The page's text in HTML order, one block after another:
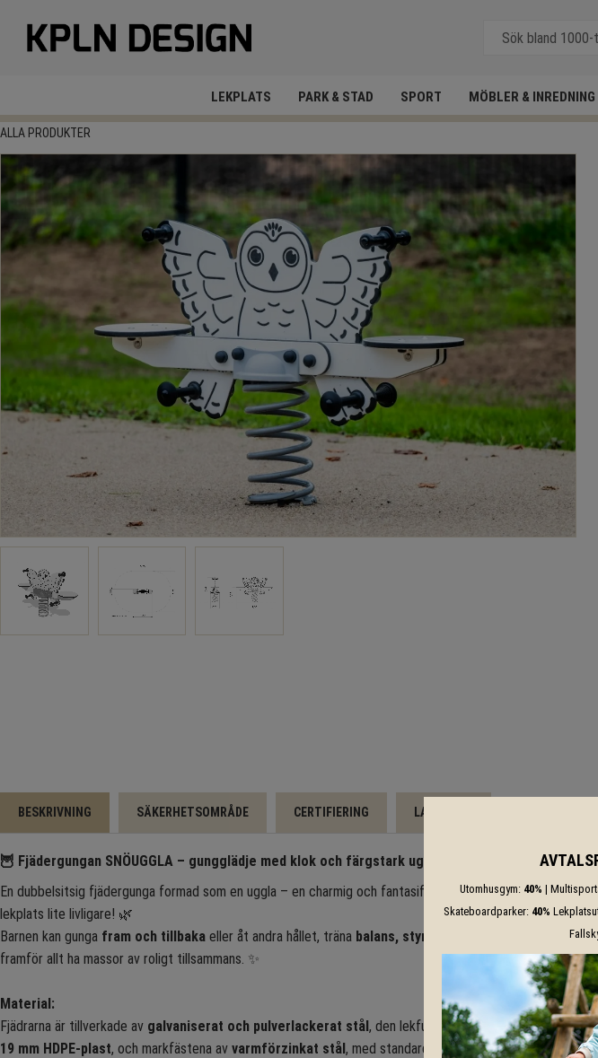
LEKPLATS PARK & STAD SPORT MÖBLER & INREDNING
ALLA PRODUKTER
BESKRIVNING SÄKERHETSOMRÅDE CERTIFIERING LADDA NER
🦉 Fjädergungan SNÖUGGLA – gungglädje med klok och färgstark uggla!
En dubbelsitsig fjädergunga formad som en uggla – en charmig och fantasifull detalj som gör varje
lekplats lite livligare! 🌿
Barnen kan gunga fram och tillbaka eller åt andra hållet, träna balans, styrka och koordination
, och
framför allt ha massor av roligt tillsammans. ✨
Material:
Fjädrarna är tillverkade av galvaniserat och pulverlackerat stål, den lekfulla uggleformen av15 och
19 mm HDPE-plast, och markfästena av varmförzinkat stål, med standardlösning för nedgjutning i
Utomhusgym: 40% |
Skateboardparker: 40%